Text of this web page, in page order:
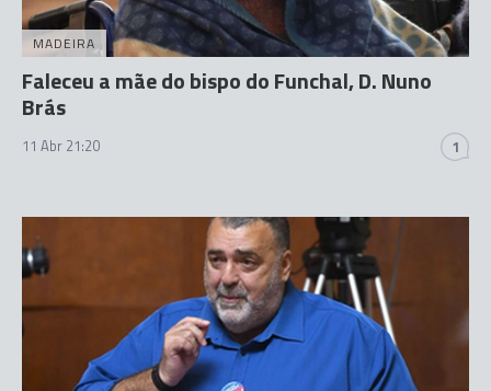
MADEIRA
Faleceu a mãe do bispo do Funchal, D. Nuno
Brás
11 Abr 21:20 1